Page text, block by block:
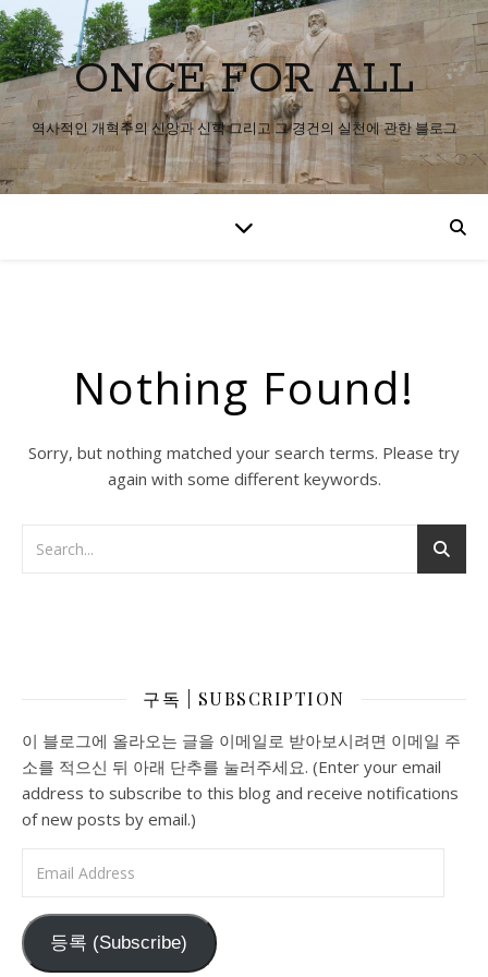
ONCE FOR ALL
역사적인 개혁주의 신앙과 신학 그리고 그 경건의 실천에 관한 블로그
Nothing Found!
Sorry, but nothing matched your search terms. Please try
again with some different keywords.
구독 | SUBSCRIPTION
이 블로그에 올라오는 글을 이메일로 받아보시려면 이메일 주
소를 적으신 뒤 아래 단추를 눌러주세요. (Enter your email
address to subscribe to this blog and receive notifications
of new posts by email.)
등록 (Subscribe)